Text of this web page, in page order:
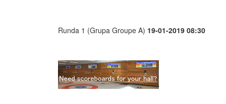
Runda 1 (Grupa Groupe A) 19-01-2019 08:30